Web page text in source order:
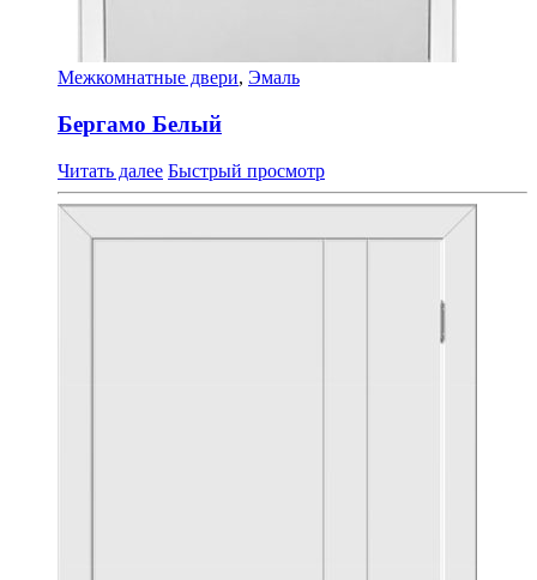
Межкомнатные двери, Эмаль
Бергамо Белый
Читать далее Быстрый просмотр